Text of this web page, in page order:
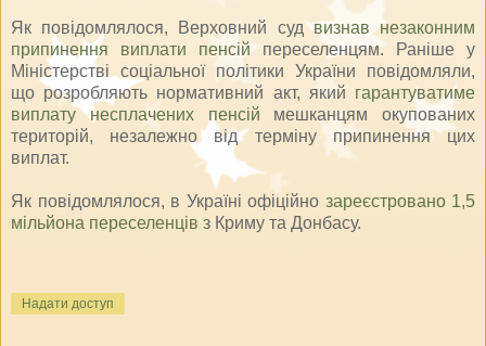
Як повідомлялося, Верховний судвизнав незаконним
припинення виплати пенсій переселенцям. Раніше у
Міністерстві соціальної політики України повідомляли,
що розробляють нормативний акт, який гарантуватиме
виплату несплачених пенсій мешканцям окупованих
територій, незалежно від терміну припинення цих
виплат.
Як повідомлялося, в Україні офіційно зареєстровано 1,5
мільйона переселенців з Криму та Донбасу.
Надати доступ